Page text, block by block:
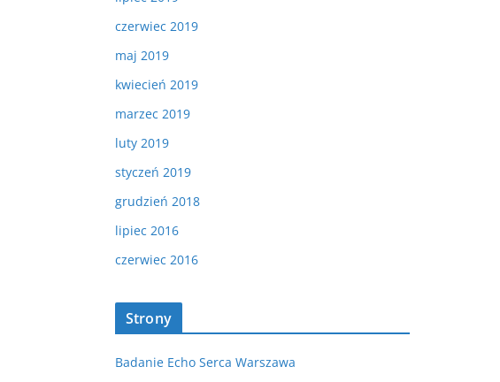
czerwiec 2019
maj 2019
kwiecień 2019
marzec 2019
luty 2019
styczeń 2019
grudzień 2018
lipiec 2016
czerwiec 2016
Strony
Badanie Echo Serca Warszawa